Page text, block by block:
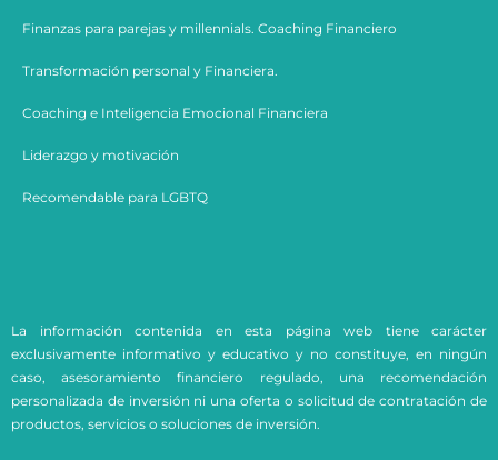
Finanzas para parejas y millennials. Coaching Financiero
Transformación personal y Financiera.
Coaching e Inteligencia Emocional Financiera
Liderazgo y motivación
Recomendable para LGBTQ
La información contenida en esta página web tiene carácter
exclusivamente informativo y educativo y no constituye, en ningún
caso, asesoramiento financiero regulado, una recomendación
personalizada de inversión ni una oferta o solicitud de contratación de
productos, servicios o soluciones de inversión.